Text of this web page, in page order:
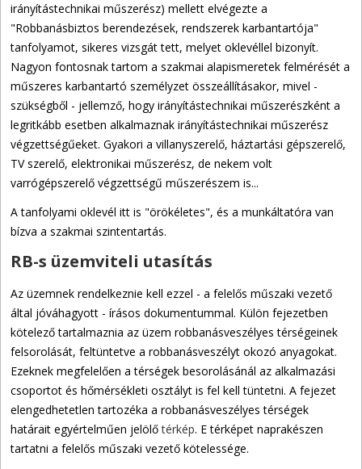
irányítástechnikai műszerész) mellett elvégezte a
"Robbanásbiztos berendezések, rendszerek karbantartója"
tanfolyamot, sikeres vizsgát tett, melyet oklevéllel bizonyít.
Nagyon fontosnak tartom a szakmai alapismeretek felmérését a
műszeres karbantartó személyzet összeállításakor, mivel -
szükségből - jellemző, hogy irányítástechnikai műszerészként a
legritkább esetben alkalmaznak irányítástechnikai műszerész
végzettségűeket. Gyakori a villanyszerelő, háztartási gépszerelő,
TV szerelő, elektronikai műszerész, de nekem volt
varrógépszerelő végzettségű műszerészem is...
A tanfolyami oklevél itt is "örökéletes", és a munkáltatóra van
bízva a szakmai szintentartás.
RB-s üzemviteli utasítás
Az üzemnek rendelkeznie kell ezzel - a felelős műszaki vezető
által jóváhagyott - írásos dokumentummal. Külön fejezetben
kötelező tartalmaznia az üzem robbanásveszélyes térségeinek
felsorolását, feltüntetve a robbanásveszélyt okozó anyagokat.
Ezeknek megfelelően a térségek besorolásánál az alkalmazási
csoportot és hőmérsékleti osztályt is fel kell tüntetni. A fejezet
elengedhetetlen tartozéka a robbanásveszélyes térségek
határait egyértelműen jelölőtérkép. E térképet naprakészen
tartatni a felelős műszaki vezető kötelessége.